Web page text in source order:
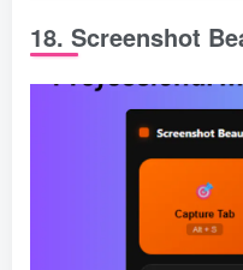
18. Screenshot